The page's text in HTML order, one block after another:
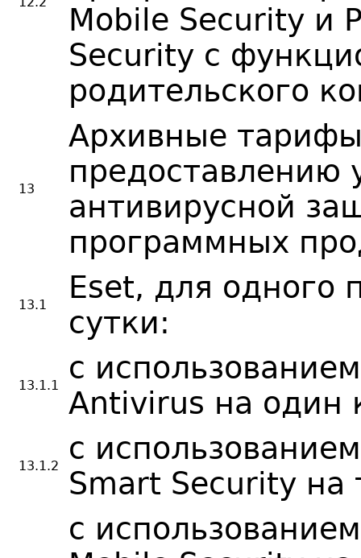
Mobile Security и
Security с
родительского
13
Архивные
предоставлению
антивирусной
программных
13.1
Eset, для одного
сутки:
13.1.1
с
Antivirus на один
13.1.2
с
Smart Security на
с